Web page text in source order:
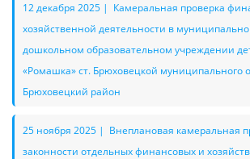
12 декабря 2025 | Камеральная проверка
хозяйственной деятельности в
дошкольном образовательном учреждении
«Ромашка» ст. Брюховецкой муниципального
Брюховецкий район
25 ноября 2025 | Внеплановая камеральная
законности отдельных финансовых и